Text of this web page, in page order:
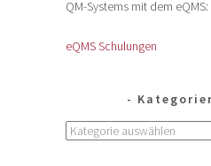
QM-Systems mit dem eQMS:
eQMS Schulungen